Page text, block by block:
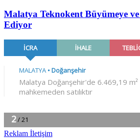
Malatya Teknokent Büyümeye
Ediyor
Reklam İletişim